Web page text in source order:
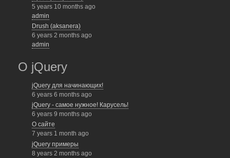
5 years 10 months ago
admin
Drush (aksanera)
6 years 2 months ago
admin
О jQuery
jQuery для начинающих!
6 years 6 months ago
jQuery - самое нужное! Карусель!
6 years 9 months ago
О сайте
7 years 1 month ago
jQuery примеры
8 years 2 months ago